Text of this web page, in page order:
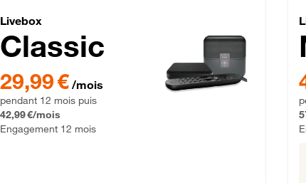
Fibre
Livebox Classic Fibre
Livebox
Classic
29,99 € par mois pendant 12 mois puis 42,99 € par mois,
29,99 € /mois
pendant 12 mois puis
42,99 €/mois
Engagement 12 mois